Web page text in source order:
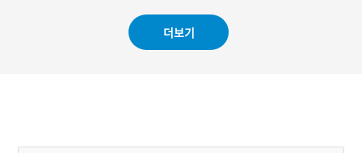
비녀를 빼주고 그 은혜의 보
답으로 호랑이는 서울 이정
승의 딸을 물어다 준다. 후
더보기